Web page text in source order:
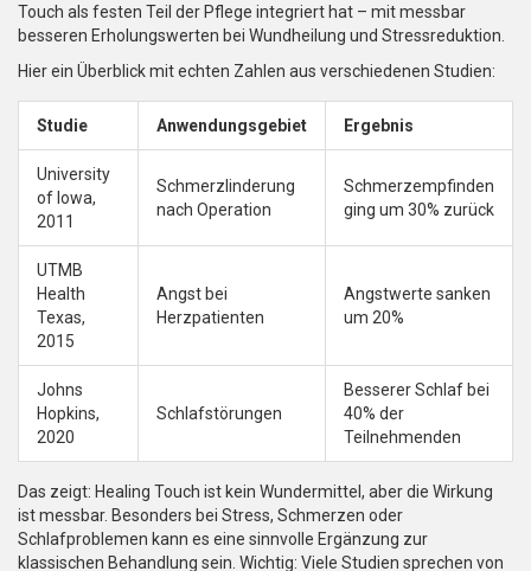
Touch als festen Teil der Pflege integriert hat – mit messbar
besseren Erholungswerten bei Wundheilung und Stressreduktion.
Hier ein Überblick mit echten Zahlen aus verschiedenen Studien:
Studie Anwendungsgebiet Ergebnis
University
of Iowa,
2011
Schmerzlinderung
nach Operation
Schmerzempfinden
ging um 30% zurück
UTMB
Health
Texas,
2015
Angst bei
Herzpatienten
Angstwerte sanken
um 20%
Johns
Hopkins,
2020
Schlafstörungen
Besserer Schlaf bei
40% der
Teilnehmenden
Das zeigt: Healing Touch ist kein Wundermittel, aber die Wirkung
ist messbar. Besonders bei Stress, Schmerzen oder
Schlafproblemen kann es eine sinnvolle Ergänzung zur
klassischen Behandlung sein. Wichtig: Viele Studien sprechen von